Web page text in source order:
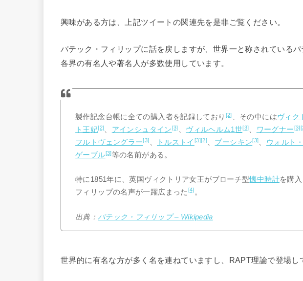
興味がある方は、上記ツイートの関連先を是非ご覧ください。
パテック・フィリップに話を戻しますが、世界一と称されているパ
各界の有名人や著名人が多数使用しています。
製作記念台帳に全ての購入者を記録しており [2] 、その中にはヴィク
ト王妃[2]、 アインシュタイン[3] ヴィルヘルム1世[3]、 ワーグナー[3]
フルトヴェングラー[3] トルストイ [3][2] プーシキン[3]、 ウォルト
ゲーブル[3]等の名前がある。
特に1851年に、英国ヴィクトリア女王がブローチ型懐中時計を購
フィリップの名声が一躍広まった [4] 。
出典： パテック・フィリップ – Wikipedia
世界的に有名な方が多く名を連ねていますし、RAPT理論で登場し